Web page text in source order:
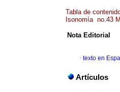
Tabla de
Isonomía no.43
Nota Editorial
· texto en
Artículos